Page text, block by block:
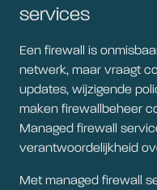
services
Een firewall is
netwerk, maar vraagt
updates, wijzigende
maken firewallbeheer
Managed firewall
verantwoordelijkheid
Met managed firewall